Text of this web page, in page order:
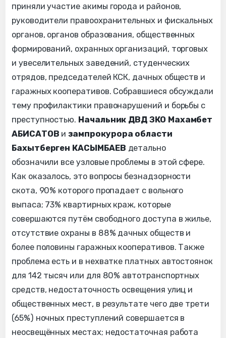
приняли участие акимы города и районов,
руководители правоохранительных и фискальных
органов, органов образования, общественных
формирований, охранных организаций, торговых
и увеселительных заведений, студенческих
отрядов, председателей КСК, дачных обществ и
гаражных кооперативов. Собравшиеся обсуждали
тему профилактики правонарушений и борьбы с
преступностью. Начальник ДВД ЗКО Махамбет
АБИСАТОВ изампрокурора области
Бахытберген КАСЫМБАЕВ детально
обозначили все узловые проблемы в этой сфере.
Как оказалось, это вопросы безнадзорности
скота, 90% которого пропадает с вольного
выпаса; 73% квартирных краж, которые
совершаются путём свободного доступа в жилье,
отсутствие охраны в 88% дачных обществ и
более половины гаражных кооперативов. Также
проблема есть и в нехватке платных автостоянок
для 142 тысяч или для 80% автотранспортных
средств, недостаточность освещения улиц и
общественных мест, в результате чего две трети
(65%) ночных преступлений совершается в
неосвещённых местах; недостаточная работа